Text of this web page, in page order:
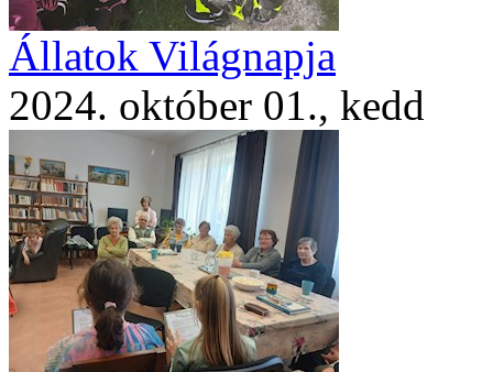
Állatok Világnapja
2024. október 01., kedd